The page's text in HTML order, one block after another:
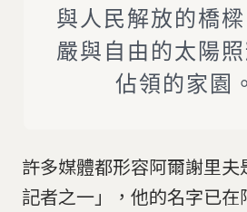
與人民解放的橋
嚴與自由的太陽
佔領的家園
許多媒體都形容阿爾謝里
記者之一」，他的名字已